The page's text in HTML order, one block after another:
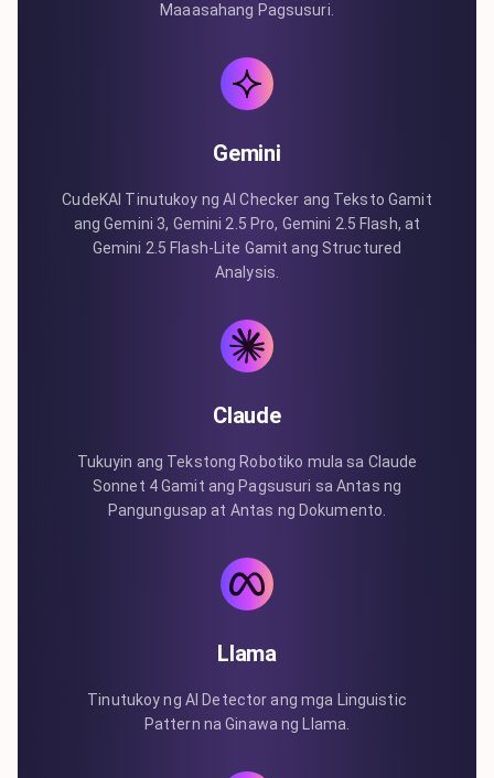
Maaasahang Pagsusuri.
Gemini
CudeKAI Tinutukoy ng AI Checker ang Teksto Gamit
ang Gemini 3, Gemini 2.5 Pro, Gemini 2.5 Flash, at
Gemini 2.5 Flash-Lite Gamit ang Structured
Analysis.
Claude
Tukuyin ang Tekstong Robotiko mula sa Claude
Sonnet 4 Gamit ang Pagsusuri sa Antas ng
Pangungusap at Antas ng Dokumento.
Llama
Tinutukoy ng AI Detector ang mga Linguistic
Pattern na Ginawa ng Llama.